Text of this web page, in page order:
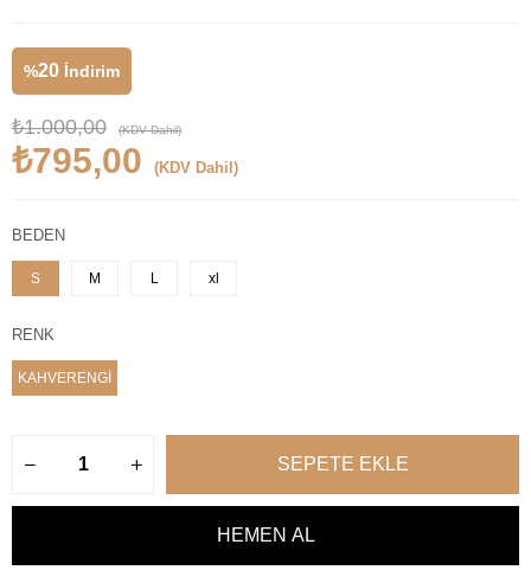
%20 İndirim
₺1.000,00 (KDV Dahil)
₺795,00 (KDV Dahil)
BEDEN
S M L xl
RENK
KAHVERENGİ